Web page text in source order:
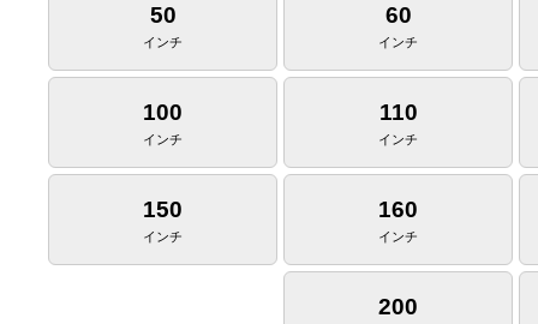
50
インチ
60
インチ
100
インチ
110
インチ
150
インチ
160
インチ
200